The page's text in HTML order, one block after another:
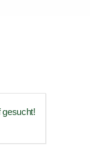
gesucht!